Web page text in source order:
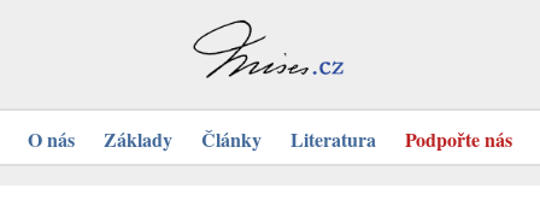
O nás Základy Články Literatura Podpořte nás